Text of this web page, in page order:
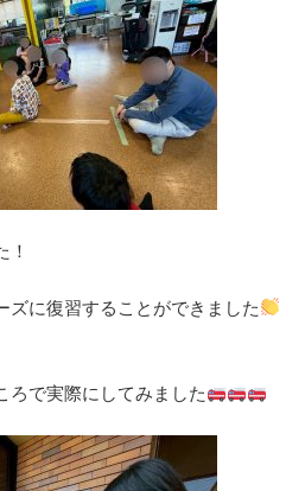
！
ズに復習することができました
ろで実際にしてみました